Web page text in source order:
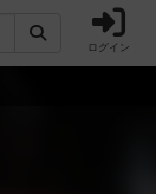
ログイン